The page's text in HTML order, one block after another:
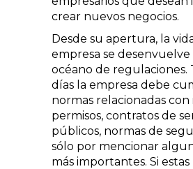
crear nuevos negocios.
Desde su apertura, la
empresa se
océano de regulaciones.
días la empre­sa debe
normas relacionadas con
permisos, contratos de
públicos, normas de
sólo por mencionar
más importantes. Si